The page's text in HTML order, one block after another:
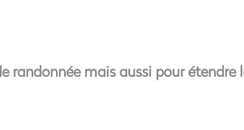
randonnée mais aussi pour étendre